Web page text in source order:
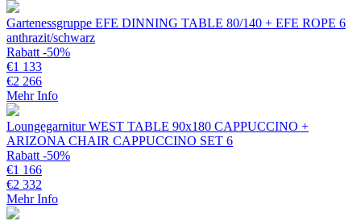
Gartenessgruppe EFE DINNING TABLE 80/140 + EFE ROPE 6
anthrazit/schwarz
Rabatt -50%
€1 133
€2 266
Mehr Info
Loungegarnitur WEST TABLE 90x180 CAPPUCCINO +
ARIZONA CHAIR CAPPUCCINO SET 6
Rabatt -50%
€1 166
€2 332
Mehr Info